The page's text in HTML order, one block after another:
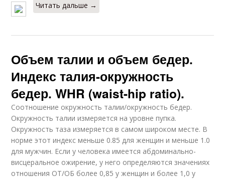
Читать дальше →
Объем талии и объем бедер.
Индекс талия-окружность
бедер. WHR (waist-hip ratio).
Соотношение окружность талии/окружность бедер.
Окружность талии измеряется на уровне пупка.
Окружность таза измеряется в самом широком месте. В
норме этот индекс меньше 0.85 для женщин и меньше 1.0
для мужчин. Если у человека имеется абдоминально-
висцеральное ожирение, у него определяются значениях
отношения ОТ/ОБ более 0,85 у женщин и более 1,0 у